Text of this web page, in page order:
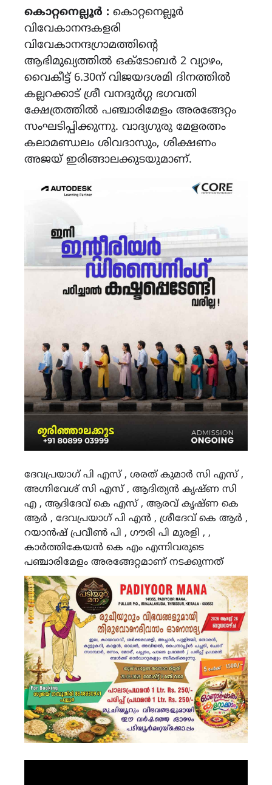
കൊറ്റനെല്ലൂർ : കൊറ്റനെല്ലൂർ
വിവേകാനന്ദകളരി
വിവേകാനന്ദഗ്രാമത്തിന്റെ
ആഭിമുഖ്യത്തിൽ ഒക്ടോബർ 2 വ്യാഴം,
വൈകീട്ട് 6.30ന് വിജയദശമി ദിനത്തിൽ
കല്ലറക്കാട് ശ്രീ വനദുർഗ്ഗ ഭഗവതി
ക്ഷേത്രത്തിൽ പഞ്ചാരിമേളം അരങ്ങേറ്റം
സംഘടിപ്പിക്കുന്നു. വാദ്യഗുരു മേളരത്നം
കലാമണ്ഡലം ശിവദാസും, ശിക്ഷണം
അജയ് ഇരിങ്ങാലക്കുടയുമാണ്.
ദേവപ്രയാഗ് പി എസ് , ശരത് കുമാർ സി എസ് ,
അഗ്നിവേശ് സി എസ് , ആദിത്യൻ കൃഷ്ണ സി
എ , ആദിദേവ് കെ എസ് , ആരവ് കൃഷ്ണ കെ
ആർ , ദേവപ്രയാഗ് പി എൻ , ശ്രീദേവ് കെ ആർ ,
റയാൻഷ് പ്രവീൺ പി , ഗൗരി പി മുരളി , ,
കാർത്തികേയൻ കെ എം എന്നിവരുടെ
പഞ്ചാരിമേളം അരങ്ങേറ്റമാണ് നടക്കുന്നത്